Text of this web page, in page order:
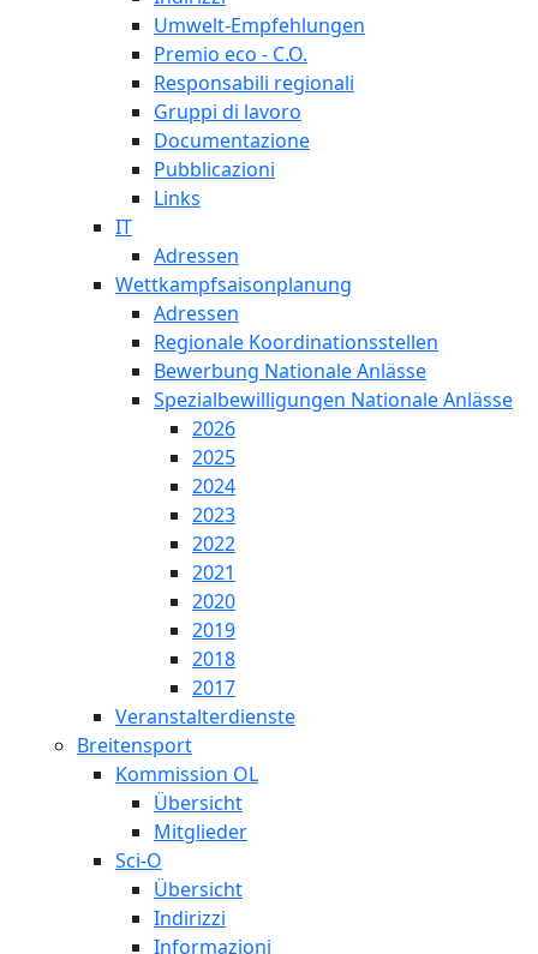
Umwelt-Empfehlungen
Premio eco - C.O.
Responsabili regionali
Gruppi di lavoro
Documentazione
Pubblicazioni
Links
IT
Adressen
Wettkampfsaisonplanung
Adressen
Regionale Koordinationsstellen
Bewerbung Nationale Anlässe
Spezialbewilligungen Nationale Anlässe
2026
2025
2024
2023
2022
2021
2020
2019
2018
2017
Veranstalterdienste
Breitensport
Kommission OL
Übersicht
Mitglieder
Sci-O
Übersicht
Indirizzi
Informazioni